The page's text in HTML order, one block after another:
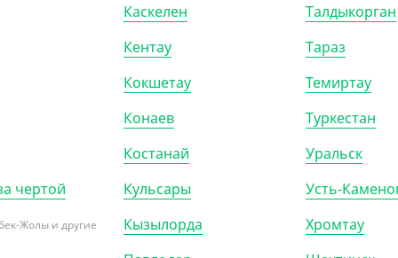
ШТ)
мини-шпильки,
деревянные, 2.5
НОВИНКА
(478
Декоративная пика "гольф", 18
см (100 шт/уп)
чертой
Жолы и другие
Каскелен
Кентау
Кокшетау
Конаев
Костанай
Кульсары
Кызылорда
Талдыкорган
Тараз
Темиртау
Туркестан
Уральск
Усть-
Хромтау